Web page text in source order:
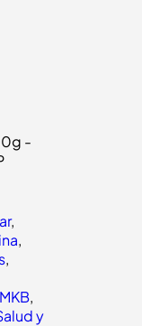
,
,
,
MKB,
y